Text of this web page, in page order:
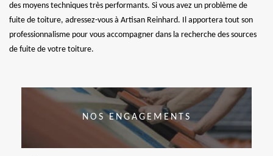
des moyens techniques très performants. Si vous avez un problème de
fuite de toiture, adressez-vous à Artisan Reinhard. Il apportera tout son
professionnalisme pour vous accompagner dans la recherche des sources
de fuite de votre toiture.
NOS ENGAGEMENTS